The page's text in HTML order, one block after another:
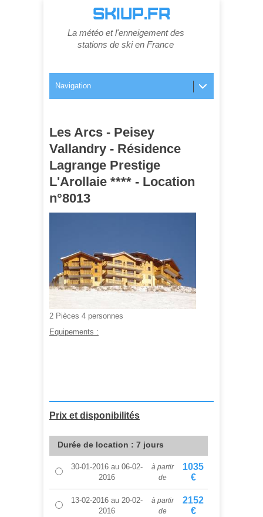
SKIUP.FR
La météo et l'enneigement des
stations de ski en France
Navigation
Les Arcs - Peisey
Vallandry - Résidence
Lagrange Prestige
L'Arollaie **** - Location
n°8013
2 Pièces 4 personnes
Equipements :
Prix et disponibilités
Durée de location : 7 jours
30-01-2016 au 06-02-
2016
à partir
de
1035
€
13-02-2016 au 20-02-
2016
à partir
de
2152
€